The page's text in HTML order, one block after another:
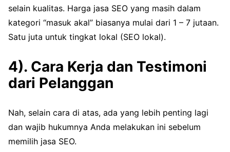
selain kualitas. Harga jasa SEO yang masih dalam
kategori “masuk akal” biasanya mulai dari 1 – 7 jutaan.
Satu juta untuk tingkat lokal (SEO lokal).
4). Cara Kerja dan Testimoni
dari Pelanggan
Nah, selain cara di atas, ada yang lebih penting lagi
dan wajib hukumnya Anda melakukan ini sebelum
memilih jasa SEO.